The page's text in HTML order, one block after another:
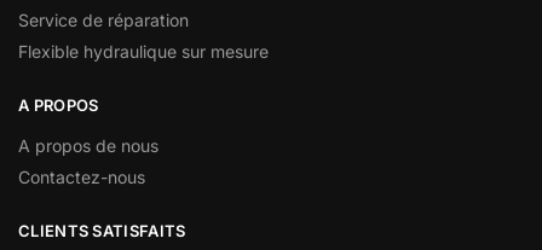
Service de réparation
Flexible hydraulique sur mesure
A PROPOS
A propos de nous
Contactez-nous
CLIENTS SATISFAITS